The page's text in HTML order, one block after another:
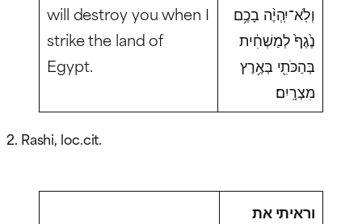
will destroy you when I
strike the land of
Egypt.
וְלֹֽא־יִֽהְיֶ֨ה בָכֶ֥ם
נֶ֙גֶף֙ לְמַשְׁחִ֔ית
בְּהַכֹּתִ֖י בְּאֶ֥רֶץ
מִצְרָֽיִם׃
2. Rashi, loc.cit.
וראיתי את